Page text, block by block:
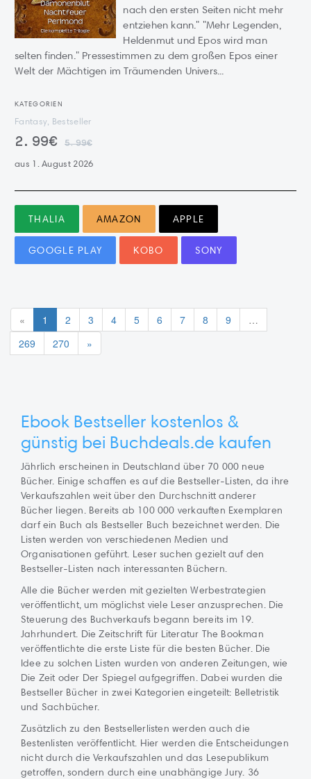
nach den ersten Seiten nicht mehr
entziehen kann." "Mehr Legenden,
Heldenmut und Epos wird man
selten finden." Pressestimmen zu dem großen Epos einer
Welt der Mächtigen im Träumenden Univers...
KATEGORIEN
Fantasy, Bestseller
2.99€ 5.99€
aus 1. August 2026
THALIA AMAZON APPLE
GOOGLE PLAY KOBO SONY
« 1 2 3 4 5 6 7 8 9
…
269
270 »
Ebook Bestseller kostenlos &
günstig bei Buchdeals.de kaufen
Jährlich erscheinen in Deutschland über 70 000 neue
Bücher. Einige schaffen es auf die Bestseller-Listen, da ihre
Verkaufszahlen weit über den Durchschnitt anderer
Bücher liegen. Bereits ab 100 000 verkauften Exemplaren
darf ein Buch als Bestseller Buch bezeichnet werden. Die
Listen werden von verschiedenen Medien und
Organisationen geführt. Leser suchen gezielt auf den
Bestseller-Listen nach interessanten Büchern.
Alle die Bücher werden mit gezielten Werbestrategien
veröffentlicht, um möglichst viele Leser anzusprechen. Die
Steuerung des Buchverkaufs begann bereits im 19.
Jahrhundert. Die Zeitschrift für Literatur The Bookman
veröffentlichte die erste Liste für die besten Bücher. Die
Idee zu solchen Listen wurden von anderen Zeitungen, wie
Die Zeit oder Der Spiegel aufgegriffen. Dabei wurden die
Bestseller Bücher in zwei Kategorien eingeteilt: Belletristik
und Sachbücher.
Zusätzlich zu den Bestsellerlisten werden auch die
Bestenlisten veröffentlicht. Hier werden die Entscheidungen
nicht durch die Verkaufszahlen und das Lesepublikum
getroffen, sondern durch eine unabhängige Jury. 36